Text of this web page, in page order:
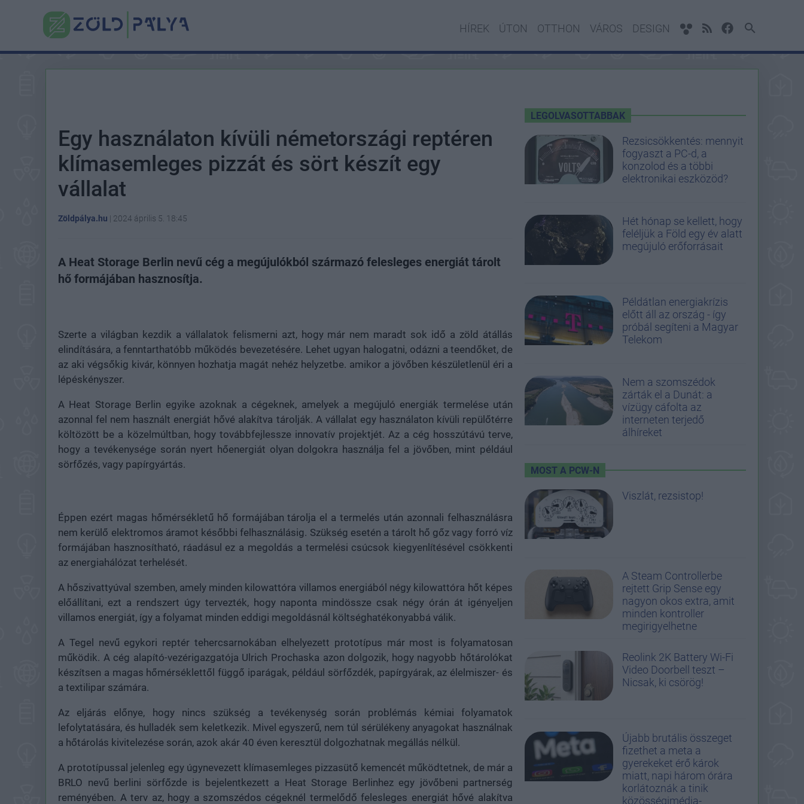
HÍREK ÚTON OTTHON VÁROS DESIGN
Egy használaton kívüli németországi reptéren
klímasemleges pizzát és sört készít egy
vállalat
Zöldpálya.hu | 2024 április 5. 18:45
A Heat Storage Berlin nevű cég a megújulókból származó felesleges energiát tárolt
hő formájában hasznosítja.
Szerte a világban kezdik a vállalatok felismerni azt, hogy már nem maradt sok idő a zöld átállás
elindítására, a fenntarthatóbb működés bevezetésére. Lehet ugyan halogatni, odázni a teendőket, de
az aki végsőkig kivár, könnyen hozhatja magát nehéz helyzetbe. amikor a jövőben készületlenül éri a
lépéskényszer.
A Heat Storage Berlin egyike azoknak a cégeknek, amelyek a megújuló energiák termelése után
azonnal fel nem használt energiát hővé alakítva tárolják. A vállalat egy használaton kívüli repülőtérre
költözött be a közelmúltban, hogy továbbfejlessze innovatív projektjét. Az a cég hosszútávú terve,
hogy a tevékenysége során nyert hőenergiát olyan dolgokra használja fel a jövőben, mint például
sörfőzés, vagy papírgyártás.
Éppen ezért magas hőmérsékletű hő formájában tárolja el a termelés után azonnali felhasználásra
nem kerülő elektromos áramot későbbi felhasználásig. Szükség esetén a tárolt hő gőz vagy forró víz
formájában hasznosítható, ráadásul ez a megoldás a termelési csúcsok kiegyenlítésével csökkenti
az energiahálózat terhelését.
A hőszivattyúval szemben, amely minden kilowattóra villamos energiából négy kilowattóra hőt képes
előállítani, ezt a rendszert úgy tervezték, hogy naponta mindössze csak négy órán át igényeljen
villamos energiát, így a folyamat minden eddigi megoldásnál költséghatékonyabbá válik.
A Tegel nevű egykori reptér tehercsarnokában elhelyezett prototípus már most is folyamatosan
működik. A cég alapító-vezérigazgatója Ulrich Prochaska azon dolgozik, hogy nagyobb hőtárolókat
készítsen a magas hőmérséklettől függő iparágak, például sörfőzdék, papírgyárak, az élelmiszer- és
a textilipar számára.
Az eljárás előnye, hogy nincs szükség a tevékenység során problémás kémiai folyamatok
lefolytatására, és hulladék sem keletkezik. Mivel egyszerű, nem túl sérülékeny anyagokat használnak
a hőtárolás kivitelezése során, azok akár 40 éven keresztül dolgozhatnak megállás nélkül.
A prototípussal jelenleg egy úgynevezett klímasemleges pizzasütő kemencét működtetnek, de már a
BRLO nevű berlini sörfőzde is bejelentkezett a Heat Storage Berlinhez egy jövőbeni partnerség
reményében. A terv az, hogy a szomszédos cégeknél termelődő felesleges energiát hővé alakítva
LEGOLVASOTTABBAK
Rezsicsökkentés: mennyit
fogyaszt a PC-d, a
konzolod és a többi
elektronikai eszközöd?
Hét hónap se kellett, hogy
feléljük a Föld egy év alatt
megújuló erőforrásait
Példátlan energiakrízis
előtt áll az ország - így
próbál segíteni a Magyar
Telekom
Nem a szomszédok
zárták el a Dunát: a
vízügy cáfolta az
interneten terjedő
álhíreket
MOST A PCW-N
Viszlát, rezsistop!
A Steam Controllerbe
rejtett Grip Sense egy
nagyon okos extra, amit
minden kontroller
megirigyelhetne
Reolink 2K Battery Wi-Fi
Video Doorbell teszt –
Nicsak, ki csörög!
Újabb brutális összeget
fizethet a meta a
gyerekeket érő károk
miatt, napi három órára
korlátoznák a tinik
közösségimédia-